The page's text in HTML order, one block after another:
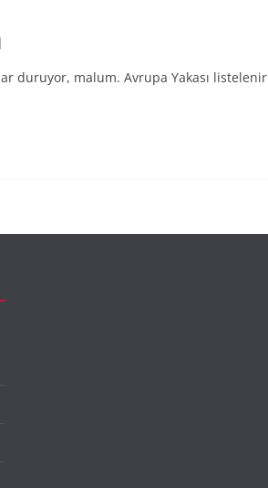
duruyor, malum. Avrupa Yakası listelenir